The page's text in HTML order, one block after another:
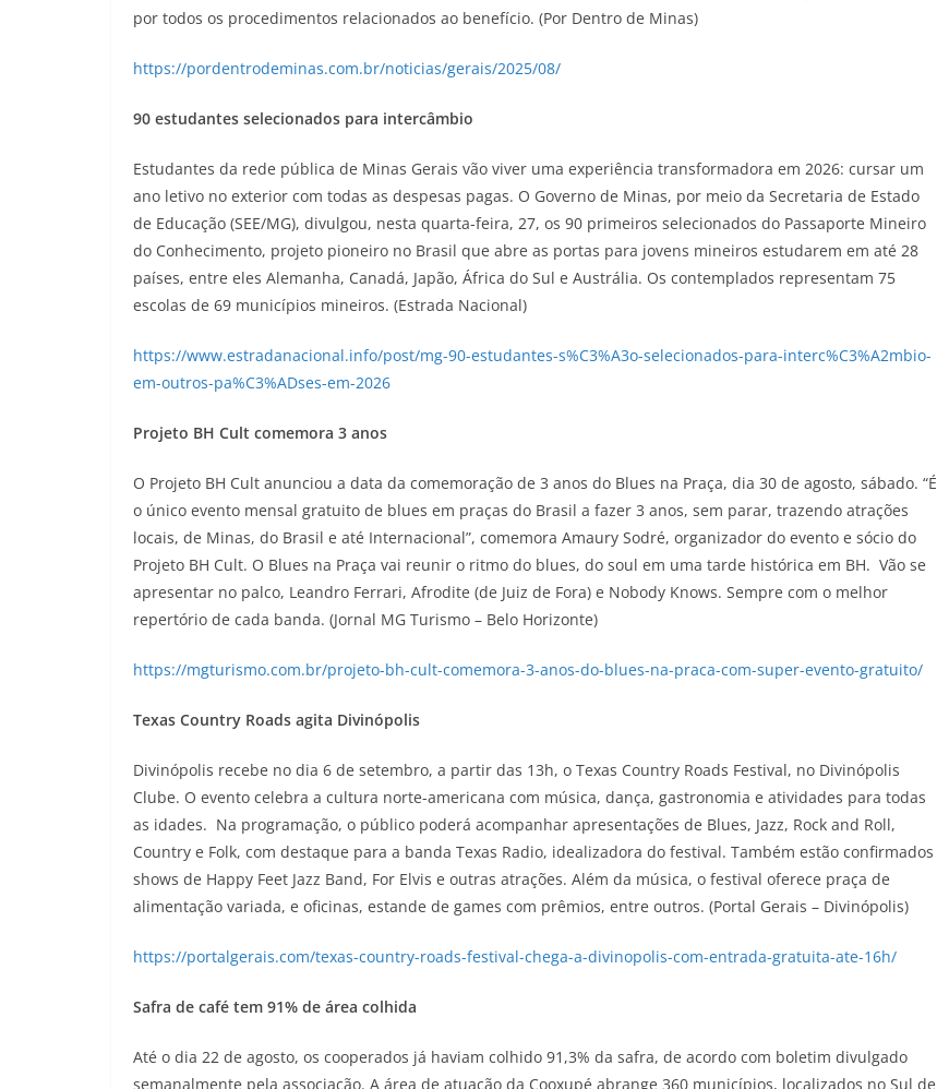
por todos os procedimentos relacionados ao benefício. (Por Dentro de Minas)
https://pordentrodeminas.com.br/noticias/gerais/2025/08/
90 estudantes selecionados para intercâmbio
Estudantes da rede pública de Minas Gerais vão viver uma experiência transformadora em 2026: cursar um
ano letivo no exterior com todas as despesas pagas. O Governo de Minas, por meio da Secretaria de Estado
de Educação (SEE/MG), divulgou, nesta quarta-feira, 27, os 90 primeiros selecionados do Passaporte Mineiro
do Conhecimento, projeto pioneiro no Brasil que abre as portas para jovens mineiros estudarem em até 28
países, entre eles Alemanha, Canadá, Japão, África do Sul e Austrália. Os contemplados representam 75
escolas de 69 municípios mineiros. (Estrada Nacional)
https://www.estradanacional.info/post/mg-90-estudantes-s%C3%A3o-selecionados-para-interc%C3%A2mbio-
em-outros-pa%C3%ADses-em-2026
Projeto BH Cult comemora 3 anos
O Projeto BH Cult anunciou a data da comemoração de 3 anos do Blues na Praça, dia 30 de agosto, sábado. “É
o único evento mensal gratuito de blues em praças do Brasil a fazer 3 anos, sem parar, trazendo atrações
locais, de Minas, do Brasil e até Internacional”, comemora Amaury Sodré, organizador do evento e sócio do
Projeto BH Cult. O Blues na Praça vai reunir o ritmo do blues, do soul em uma tarde histórica em BH. Vão se
apresentar no palco, Leandro Ferrari, Afrodite (de Juiz de Fora) e Nobody Knows. Sempre com o melhor
repertório de cada banda. (Jornal MG Turismo – Belo Horizonte)
https://mgturismo.com.br/projeto-bh-cult-comemora-3-anos-do-blues-na-praca-com-super-evento-gratuito/
Texas Country Roads agita Divinópolis
Divinópolis recebe no dia 6 de setembro, a partir das 13h, o Texas Country Roads Festival, no Divinópolis
Clube. O evento celebra a cultura norte-americana com música, dança, gastronomia e atividades para todas
as idades. Na programação, o público poderá acompanhar apresentações de Blues, Jazz, Rock and Roll,
Country e Folk, com destaque para a banda Texas Radio, idealizadora do festival. Também estão confirmados
shows de Happy Feet Jazz Band, For Elvis e outras atrações. Além da música, o festival oferece praça de
alimentação variada, e oficinas, estande de games com prêmios, entre outros. (Portal Gerais – Divinópolis)
https://portalgerais.com/texas-country-roads-festival-chega-a-divinopolis-com-entrada-gratuita-ate-16h/
Safra de café tem 91% de área colhida
Até o dia 22 de agosto, os cooperados já haviam colhido 91,3% da safra, de acordo com boletim divulgado
semanalmente pela associação. A área de atuação da Cooxupé abrange 360 municípios, localizados no Sul de